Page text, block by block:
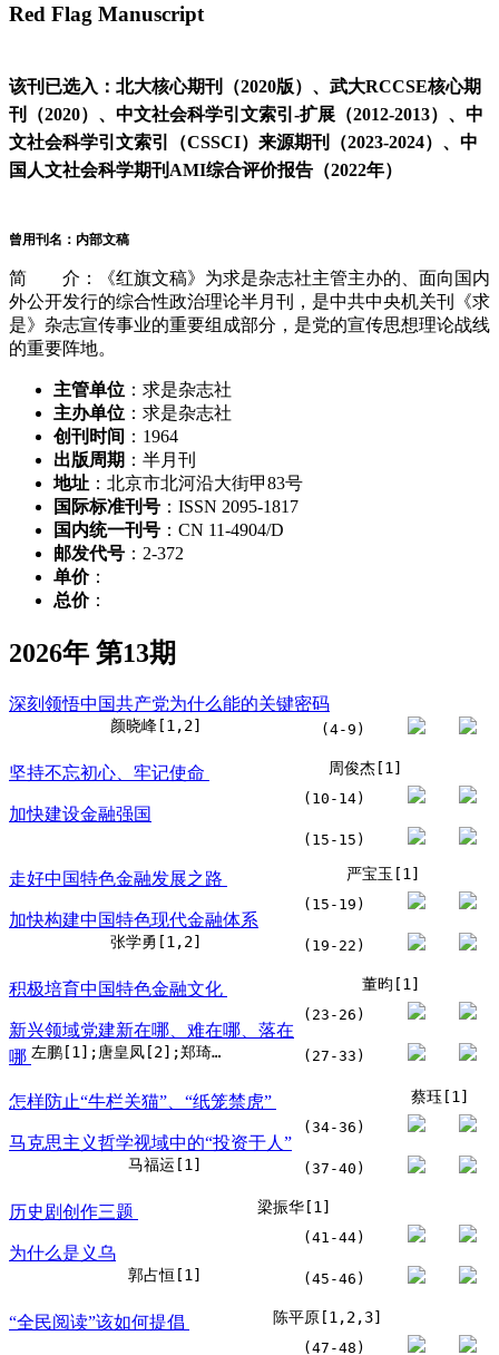
Red Flag Manuscript
该刊已选入：北大核心期刊（2020版）、武大RCCSE核心期
刊（2020）、中文社会科学引文索引-扩展（2012-2013）、中
文社会科学引文索引（CSSCI）来源期刊（2023-2024）、中
国人文社会科学期刊AMI综合评价报告（2022年）
曾用刊名：内部文稿
简 介：《红旗文稿》为求是杂志社主管主办的、面向国内
外公开发行的综合性政治理论半月刊，是中共中央机关刊《求
是》杂志宣传事业的重要组成部分，是党的宣传思想理论战线
的重要阵地。
主管单位 ：求是杂志社
主办单位 ：求是杂志社
创刊时间 ：1964
出版周期 ：半月刊
地址 ：北京市北河沿大街甲83号
国际标准刊号 ：ISSN 2095-1817
国内统一刊号 ：CN 11-4904/D
邮发代号 ：2-372
单价：
总价：
2026年 第13期
深刻领悟中国共产党为什么能的关键密码
颜晓峰[1,2] (4-9)
坚持不忘初心、牢记使命 周俊杰[1]
(10-14)
加快建设金融强国
(15-15)
走好中国特色金融发展之路 严宝玉[1]
(15-19)
加快构建中国特色现代金融体系
张学勇[1,2] (19-22)
积极培育中国特色金融文化 董昀[1]
(23-26)
新兴领域党建新在哪、难在哪、落在
哪
左鹏[1];唐皇凤[2];郑琦[3];马丽[4] (27-33)
怎样防止“牛栏关猫”、“纸笼禁虎” 蔡珏[1]
(34-36)
马克思主义哲学视域中的“投资于人”
马福运[1] (37-40)
历史剧创作三题 梁振华[1]
(41-44)
为什么是义乌
郭占恒[1] (45-46)
“全民阅读”该如何提倡 陈平原[1,2,3]
(47-48)